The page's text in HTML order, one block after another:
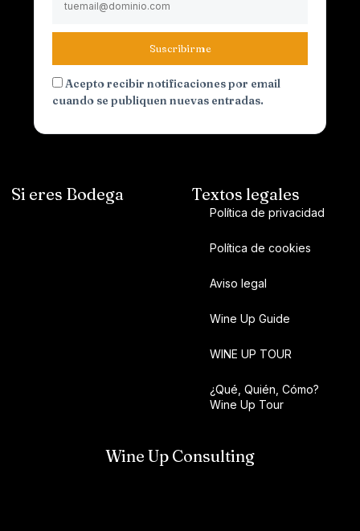
Suscribirme
Acepto recibir notificaciones por email
cuando se publiquen nuevas entradas.
Si eres Bodega Textos legales
Política de privacidad
Política de cookies
Aviso legal
Wine Up Guide
WINE UP TOUR
¿Qué, Quién, Cómo?
Wine Up Tour
Wine Up Consulting